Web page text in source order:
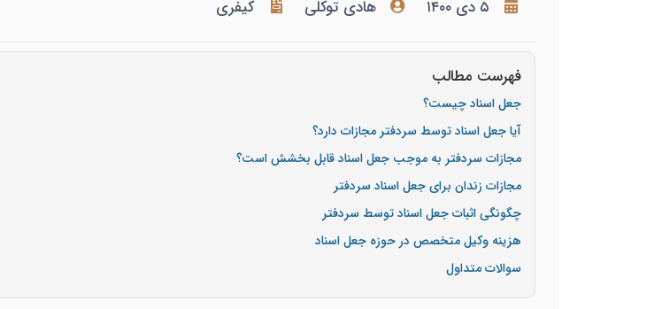
۵ دی ۱۴۰۰ هادی توکلی کیفری
فهرست مطالب
جعل اسناد چیست؟
آیا جعل اسناد توسط سردفتر مجازات دارد؟
مجازات سردفتر به موجب جعل اسناد قابل بخشش است؟
مجازات زندان برای جعل اسناد سردفتر
چگونگی اثبات جعل اسناد توسط سردفتر
هزینه وکیل متخصص در حوزه جعل اسناد
سوالات متداول